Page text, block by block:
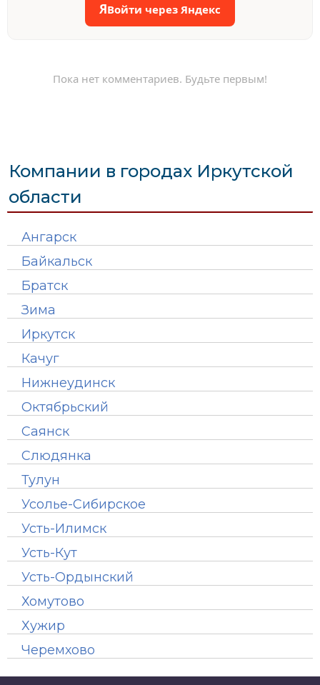
ЯВойти через Яндекс
Пока нет комментариев. Будьте первым!
Компании в городах Иркутской
области
Ангарск
Байкальск
Братск
Зима
Иркутск
Качуг
Нижнеудинск
Октябрьский
Саянск
Слюдянка
Тулун
Усолье-Сибирское
Усть-Илимск
Усть-Кут
Усть-Ордынский
Хомутово
Хужир
Черемхово